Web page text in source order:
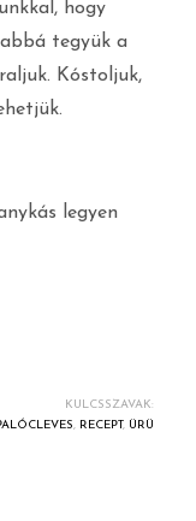
hogy
tegyük a
Kóstoljuk,
legyen
KULCSSZAVAK:
, RECEPT, ÜRÜ